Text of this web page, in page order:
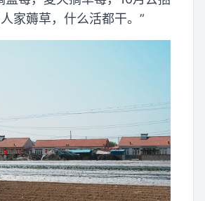
家薅草，什么活都干。”